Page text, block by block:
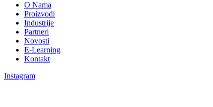
O Nama
Proizvodi
Industrije
Partneri
Novosti
E-Learning
Kontakt
Instagram